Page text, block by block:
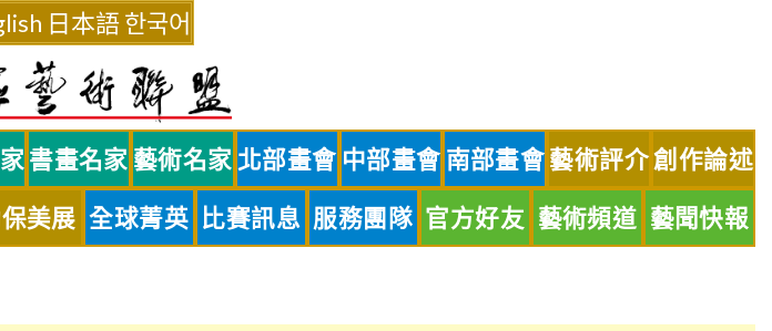
日本語한국어
書畫名家 藝術名家 北部畫會 中部畫會 南部畫會藝術評介創作論述
美展 全球菁英 比賽訊息 服務團隊 官方好友 藝術頻道 藝聞快報